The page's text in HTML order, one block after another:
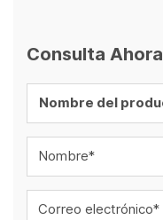
Consulta Ahora
Nombre*
Correo electrónico*